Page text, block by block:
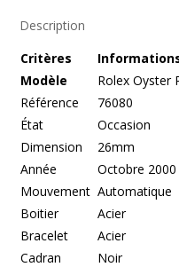
Description
Critères
Modèle
Rolex Oyster
Référence
76080
État
Occasion
Dimension
26mm
Année
Octobre 2000
Mouvement Automatique
Boitier
Acier
Bracelet
Acier
Cadran
Noir